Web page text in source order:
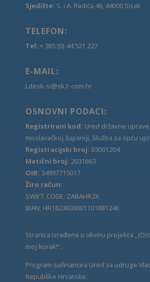
Sjedište: S. i A. Radića 46, 44000 Sisak
TELEFON:
Tel: + 385 (0) 44 521 227
E-MAIL:
Ldesk-si@sk.t-com.hr
OSNOVNI PODACI:
Registrirani kod: Ured državne
moslavačkoj županiji, Služba za opću
Registracijski broj: 03001204
Matični broj: 2031663
OIB: 34997715017
Žiro račun:
SWIFT CODE: ZABAHR2X
IBAN: HR1823600001101881246
Stranica izrađena u okviru projekta
moj korak!“.
Program sufinancira Ured za udruge
Republike Hrvatske.